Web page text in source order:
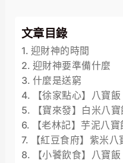
文章目錄
迎財神的時間
迎財神要準備什麼
什麼是送窮
【徐家點心】八寶飯
【寶來發】白米八寶
【老林記】芋泥八寶
【紅豆食府】紫米八
【小饕飲食】八寶飯